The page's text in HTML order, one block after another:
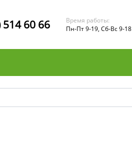
514 60 66
Время работы:
Пн-Пт 9-19, Сб-Вс 9-18